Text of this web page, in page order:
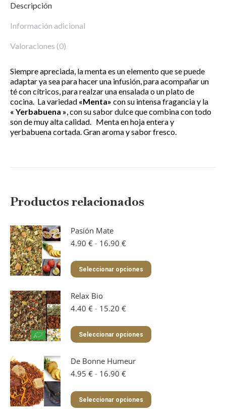
Descripción
Información adicional
Valoraciones (0)
Siempre apreciada, la menta es un elemento que se puede
adaptar ya sea para hacer una infusión, para acompañar un
té con cítricos, para realzar una ensalada o un plato de
cocina. La variedad «Menta» con su intensa fragancia y la
« Yerbabuena », con su sabor dulce que combina con todo
son de muy alta calidad. Menta en hoja entera y
yerbabuena cortada. Gran aroma y sabor fresco.
Productos relacionados
Pasión Mate
4.90 € - 16.90 €Rango
precios:
desde
16.90 €
Seleccionar opciones
Este
producto
se
de
producto
Relax Bio
4.40 € - 15.20 €Rango
precios:
desde
hasta
15.20 €
Seleccionar opciones
Este
producto
se
De Bonne Humeur
4.95 € - 16.90 €Rango
precios:
desde
Seleccionar opciones
Este
producto